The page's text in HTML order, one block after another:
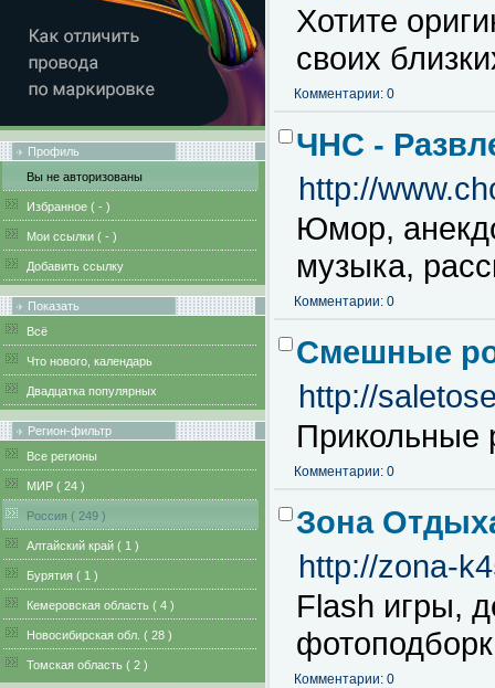
Профиль
Вы не авторизованы
Избранное ( - )
Мои ссылки ( - )
Добавить ссылку
Показать
Всё
Что нового, календарь
Двадцатка популярных
Регион-фильтр
Все регионы
MИР ( 24 )
Pоссия ( 249 )
Алтайский край ( 1 )
Бурятия ( 1 )
Кемеровская область ( 4 )
Новосибирская обл. ( 28 )
Томская область ( 2 )
Хотите
своих
Комментарии: 0
ЧНС -
http://
Юмор,
музыка,
Комментарии: 0
Смешные
http://
Прикольные
Комментарии: 0
Зона
http://zona-
Flash игры,
Комментарии: 0